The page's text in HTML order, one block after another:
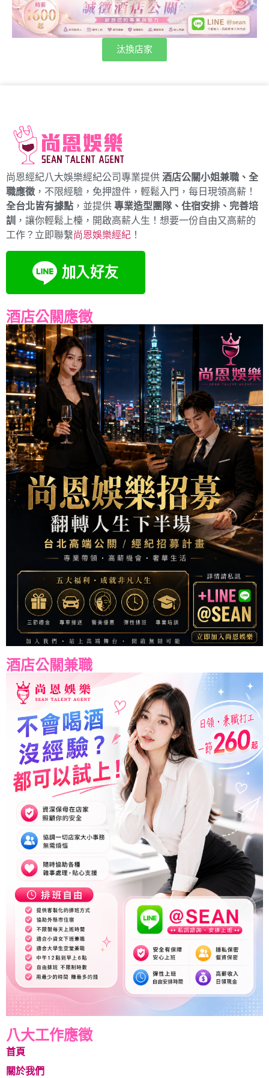
汰換店家
尚恩經紀八大娛樂經紀公司專業提供 酒店公關小姐兼職、全
職應徵 ，不限經驗，免押證件，輕鬆入門，每日現領高薪！
全台北皆有據點 ，並提供 專業造型團隊、住宿安排、完善培
訓
，讓你輕鬆上檯，開啟高薪人生！想要一份自由又高薪的
工作？立即聯繫尚恩娛樂經紀 ！
酒店公關應徵
酒店公關兼職
八大工作應徵
首頁
關於我們